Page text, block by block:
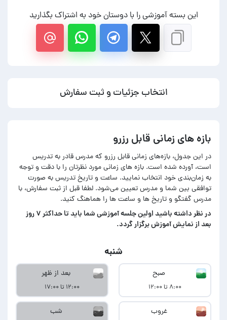
این بسته آموزشی را با دوستان خود به اشتراک بگذارید
انتخاب جزئیات و ثبت سفارش
بازه های زمانی قابل رزرو
در این جدول، بازه‌های زمانی قابل رزرو که مدرس قادر به تدریس
است، آورده شده است. بازه های زمانی مورد نظرتان را با دقت و توجه
به زمان‌بندی خود انتخاب نمایید. ساعت و تاریخ تدریس به صورت
توافقی بین شما و مدرس تعیین می‌شود. لطفا قبل از ثبت سفارش، با
مدرس گفتگو و تاریخ ها و ساعت ها را هماهنگ کنید.
در‌ نظر داشته باشید اولین جلسه آموزشی شما باید تا حداکثر ۷ روز
بعد از نمایش آموزش برگزار گردد.
شنبه
صبح
۸:۰۰ تا ۱۲:۰۰
بعد از ظهر
۱۲:۰۰ تا ۱۷:۰۰
غروب شب